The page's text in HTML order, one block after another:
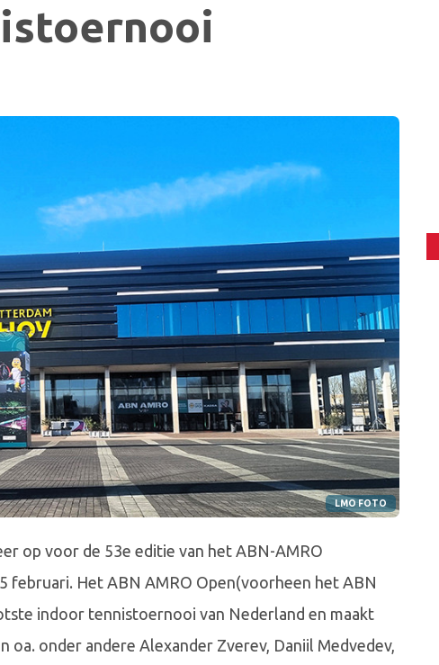
LMO FOTO
op voor de 53e editie van het ABN-AMRO
Het ABN AMRO Open(voorheen het ABN
indoor tennistoernooi van Nederland en maakt
oa. onder andere Alexander Zverev, Daniil Medvedev,